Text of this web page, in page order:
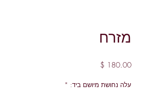
מזרח
עלה נחושת מיושם ביד: *